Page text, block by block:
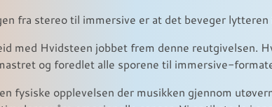
fra stereo til immersive er at det beveger
med Hvidsteen jobbet frem denne reutgivelsen.
og foredlet alle sporene til immersive-
fysiske opplevelsen der musikken gjennom